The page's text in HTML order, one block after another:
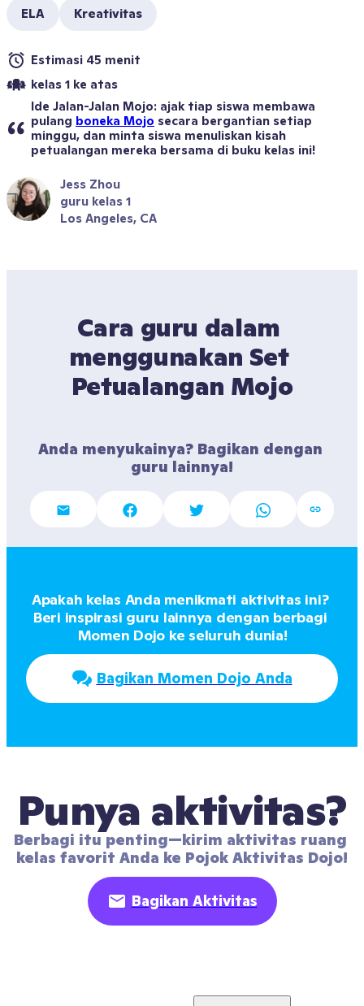
ELA Kreativitas
Estimasi 45 menit
kelas 1 ke atas
Ide Jalan-Jalan Mojo: ajak tiap siswa membawa
pulang boneka Mojo secara bergantian setiap
minggu, dan minta siswa menuliskan kisah
petualangan mereka bersama di buku kelas ini!
Jess Zhou
guru kelas 1
Los Angeles, CA
Cara guru dalam
menggunakan Set
Petualangan Mojo
Anda menyukainya? Bagikan dengan
guru lainnya!
Apakah kelas Anda menikmati aktivitas ini?
Beri inspirasi guru lainnya dengan berbagi
Momen Dojo ke seluruh dunia!
Bagikan Momen Dojo Anda
Punya aktivitas?
Berbagi itu penting—kirim aktivitas ruang
kelas favorit Anda ke Pojok Aktivitas Dojo!
Bagikan Aktivitas